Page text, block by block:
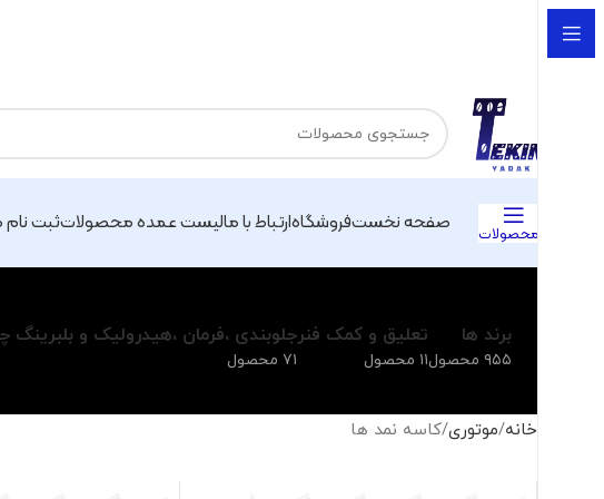
محصولات صفحه نخستفروشگاهارتباط با مالیست عمده محصولاتثبت نام
برند ها
۹۵۵ محصول
تعلیق و کمک فنر
۱۱ محصول
جلوبندی ،فرمان ،هیدرولیک و بلبرینگ
۷۱ محصول
خانه موتوری کاسه نمد ها